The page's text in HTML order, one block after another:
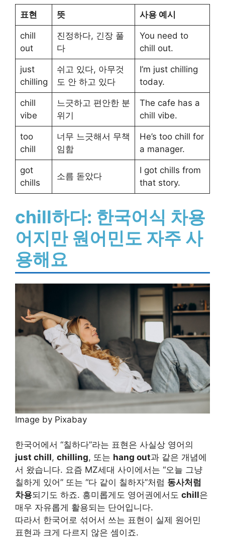
표현 뜻 사용 예시
chill
out
진정하다, 긴장 풀
다
You need to
chill out.
just
chilling
쉬고 있다, 아무것
도 안 하고 있다
I’m just chilling
today.
chill
vibe
느긋하고 편안한 분
위기
The cafe has a
chill vibe.
too
chill
너무 느긋해서 무책
임함
He’s too chill for
a manager.
got
chills
소름 돋았다
I got chills from
that story.
chill하다: 한국어식 차용
어지만 원어민도 자주 사
용해요
Image by Pixabay
한국어에서 “칠하다”라는 표현은 사실상 영어의
just chill, chilling, 또는 hang out과 같은 개념에
서 왔습니다. 요즘 MZ세대 사이에서는 “오늘 그냥
칠하게 있어” 또는 “다 같이 칠하자”처럼 동사처럼
차용되기도 하죠. 흥미롭게도 영어권에서도 chill은
매우 자유롭게 활용되는 단어입니다.
따라서 한국어로 섞어서 쓰는 표현이 실제 원어민
표현과 크게 다르지 않은 셈이죠.